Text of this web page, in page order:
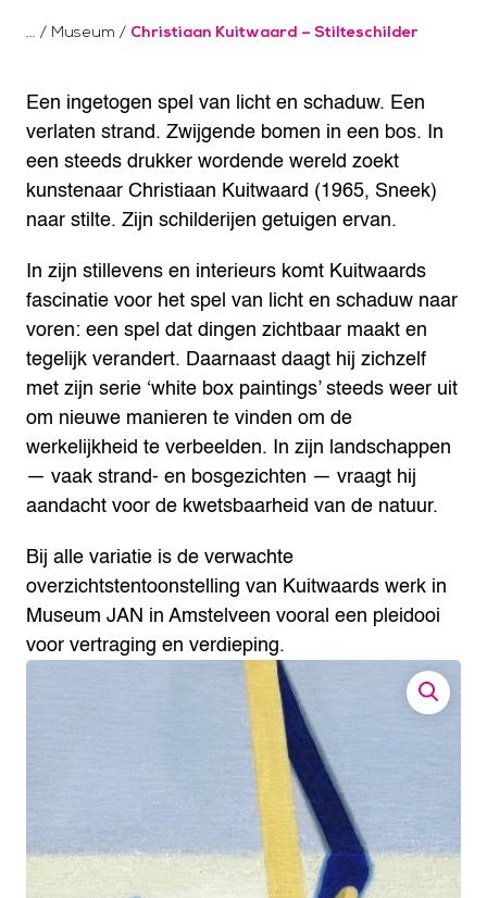
/ Museum / Christiaan Kuitwaard – Stilteschilder
Een ingetogen spel van licht en schaduw. Een
verlaten strand. Zwijgende bomen in een bos. In
een steeds drukker wordende wereld zoekt
kunstenaar Christiaan Kuitwaard (1965, Sneek)
naar stilte. Zijn schilderijen getuigen ervan.
In zijn stillevens en interieurs komt Kuitwaards
fascinatie voor het spel van licht en schaduw naar
voren: een spel dat dingen zichtbaar maakt en
tegelijk verandert. Daarnaast daagt hij zichzelf
met zijn serie ‘white box paintings’ steeds weer uit
om nieuwe manieren te vinden om de
werkelijkheid te verbeelden. In zijn landschappen
— vaak strand- en bosgezichten — vraagt hij
aandacht voor de kwetsbaarheid van de natuur.
Bij alle variatie is de verwachte
overzichtstentoonstelling van Kuitwaards werk in
Museum JAN in Amstelveen vooral een pleidooi
voor vertraging en verdieping.